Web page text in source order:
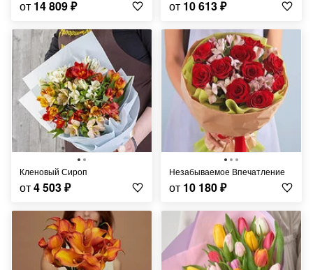
от 14 809₽ от 10 613₽
Кленовый Сироп
от4 503₽
Незабываемое Впечатление
от 10 180₽